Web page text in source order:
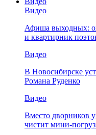
Видео
Афиша выходных:
и квартирник
Видео
В Новосибирске
Романа Руденко
Видео
Вместо дворников
чистит мини-